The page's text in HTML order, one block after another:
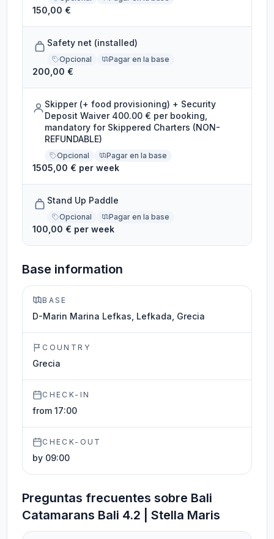
150,00 €
Safety net (installed)
Opcional Pagar en la base
200,00 €
Skipper (+ food provisioning) + Security
Deposit Waiver 400.00 € per booking,
mandatory for Skippered Charters (NON-
REFUNDABLE)
Opcional Pagar en la base
1505,00 € per week
Stand Up Paddle
Opcional Pagar en la base
100,00 € per week
Base information
BASE
D-Marin Marina Lefkas, Lefkada, Grecia
COUNTRY
Grecia
CHECK-IN
from 17:00
CHECK-OUT
by 09:00
Preguntas frecuentes sobre Bali
Catamarans Bali 4.2 | Stella Maris